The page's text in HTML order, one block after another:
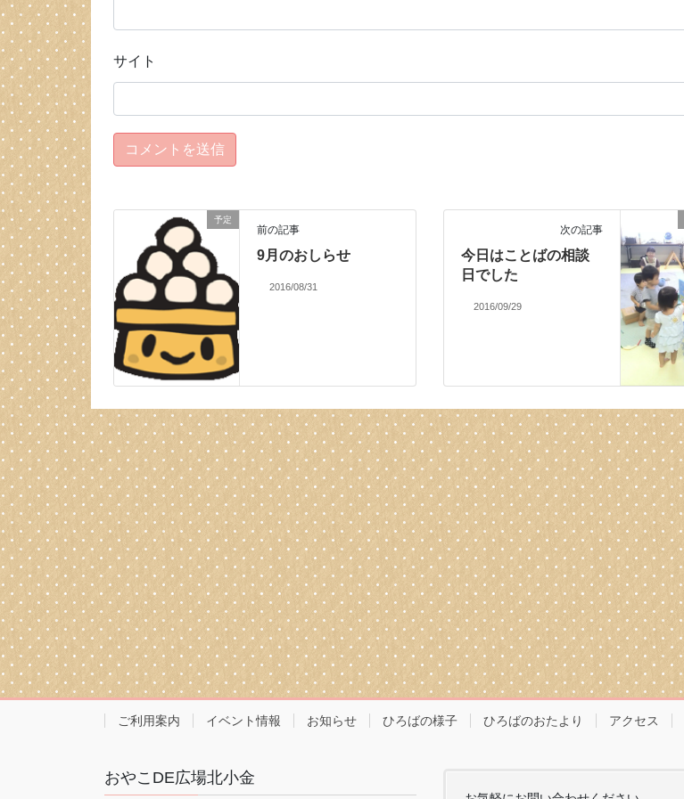
サイト
予定
前の記事
9月のおしらせ
2016/08/31
次の記事
今日はことばの相談
日でした
2016/09/29
ご利用案内 イベント情報 お知らせ ひろばの様子 ひろばのおたより アクセス
おやこDE広場北小金